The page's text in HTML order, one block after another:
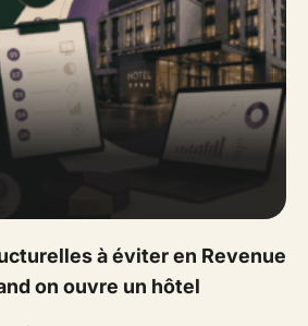
à éviter en Revenue
on ouvre un hôtel